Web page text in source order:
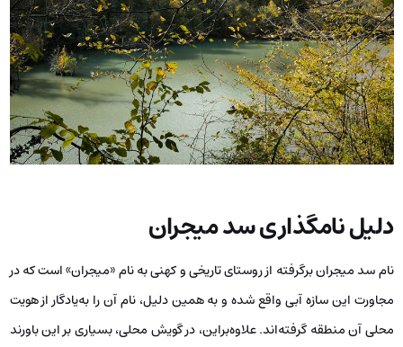
دلیل نامگذاری سد میجران
نام سد میجران برگرفته از روستای تاریخی و کهنی به نام «میجران» است که در
مجاورت این سازه آبی واقع شده و به همین دلیل، نام آن را به‌یادگار از هویت
محلی آن منطقه گرفته‌اند. علاوه‌براین، در گویش محلی، بسیاری بر این باورند